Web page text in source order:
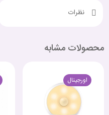
نظرات
محصولات مشابه
اورجینال